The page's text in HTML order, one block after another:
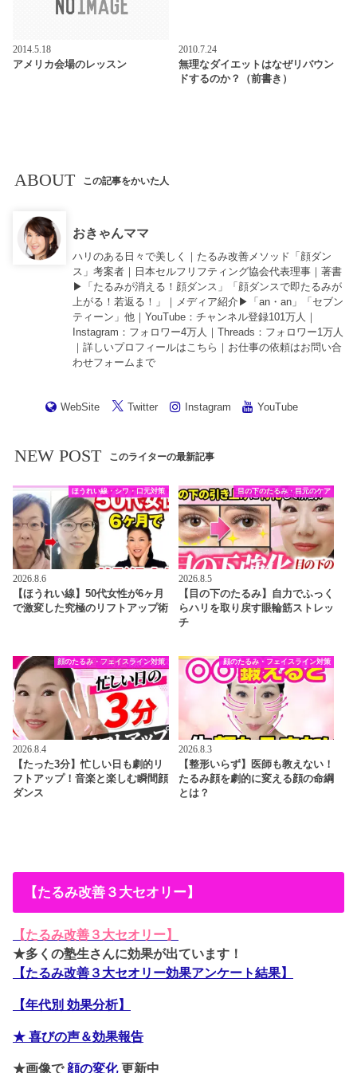
2014.5.18
アメリカ会場のレッスン
2010.7.24
無理なダイエットはなぜリバウン
ドするのか？（前書き）
ABOUT この記事をかいた人
おきゃんママ
ハリのある日々で美しく｜たるみ改善メソッド「顔ダン
ス」考案者｜日本セルフリフティング協会代表理事｜著書
▶︎「 たるみが消える！顔ダンス 」「 顔ダンスで即たるみが
上がる！若返る！ 」｜メディア紹介▶︎「an・an」「セブン
ティーン」他｜YouTube ：チャンネル登録101万人｜
Instagram ：フォロワー4万人｜Threads ：フォロワー1万人
｜詳しいプロフィールはこちら ｜お仕事の依頼はお問い合
わせフォーム まで
WebSite Twitter Instagram YouTube
NEW POST このライターの最新記事
ほうれい線・シワ・口元対策
2026.8.6
【ほうれい線】50代女性が6ヶ月
で激変した究極のリフトアップ術
目の下のたるみ・目元のケア
2026.8.5
【目の下のたるみ】自力でふっく
らハリを取り戻す眼輪筋ストレッ
チ
顔のたるみ・フェイスライン対策
2026.8.4
【たった3分】忙しい日も劇的リ
フトアップ！音楽と楽しむ瞬間顔
ダンス
顔のたるみ・フェイスライン対策
2026.8.3
【整形いらず】医師も教えない！
たるみ顔を劇的に変える顔の命綱
とは？
【たるみ改善３大セオリー】
【たるみ改善３大セオリー】
★多くの塾生さんに効果が出ています！
【たるみ改善３大セオリー効果アンケート結果】
【年代別 効果分析】
★ 喜びの声＆効果報告
★画像で顔の変化更新中